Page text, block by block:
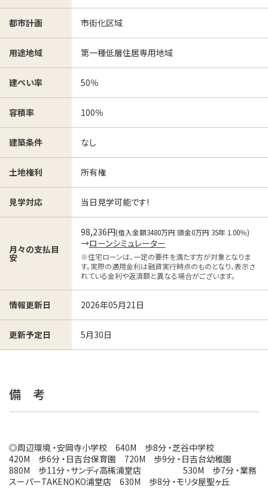
都市計画 市街化区域
用途地域 第一種低層住居専用地域
建ぺい率 50％
容積率 100％
建築条件 なし
土地権利 所有権
見学対応 当日見学可能です!
月々の支払目
安
98,236円(借入金額3480万円 頭金0万円 35年 1.00％)
→ローンシミュレーター
※住宅ローンは、一定の要件を満たす方が対象となりま
す。実際の適用金利は融資実行時点のものとなり、表示さ
れている金利や返済額と異なる場合がございます。
情報更新日 2026年05月21日
更新予定日 5月30日
備 考
◎周辺環境 ・安岡寺小学校 640M 歩8分 ・芝谷中学校
420M 歩6分 ・日吉台保育園 720M 歩9分 ・日吉台幼稚園
880M 歩11分 ・サンディ高槻浦堂店 530M 歩7分 ・業務
スーパーTAKENOKO浦堂店 630M 歩8分 ・モリタ屋聖ヶ丘